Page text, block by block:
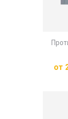
от